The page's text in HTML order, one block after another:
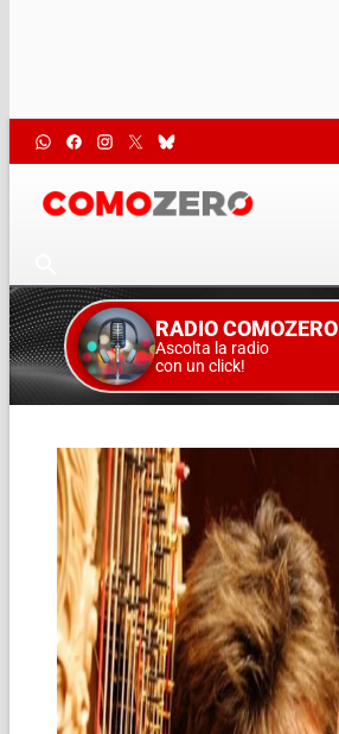
RADIO COMOZERO
Ascolta la radio
con un click!